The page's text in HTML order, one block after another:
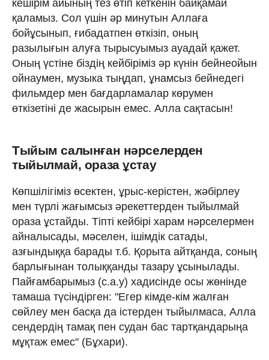
кешірім айының тез өтіп кеткенін байқамай
қаламыз. Сол үшін әр минутын Аллаға
бойұсынып, ғибадатпен өткізіп, оның
разылығын алуға тырысуымыз ауадай қажет.
Оның үстіне біздің кейбіріміз әр күнін бейнеойын
ойнаумен, музыка тыңдап, ұнамсыз бейнедегі
фильмдер мен бағдарламалар көрумен
өткізетіні де жасырын емес. Алла сақтасын!
Тыйым салынған нәрселерден
тыйылмай, ораза ұстау
Көпшілігіміз өсектен, ұрыс-керістен, жәбірлеу
мен түрлі жағымсыз әрекеттерден тыйылмай
ораза ұстайды. Тіпті кейбірі харам нәрселермен
айналысады, мәселен, ішімдік сатады,
азғындыққа барады т.б. Қорыта айтқанда, соның
барлығынан толыққанды тазару ұсынылады.
Пайғамбарымыз (с.а.у) хадисінде осы жөнінде
тамаша түсіндірген: "Егер кімде-кім жалған
сөйлеу мен басқа да істерден тыйылмаса, Алла
сендердің тамақ пен судан бас тартқандарыңа
мұқтаж емес" (Бұхари).